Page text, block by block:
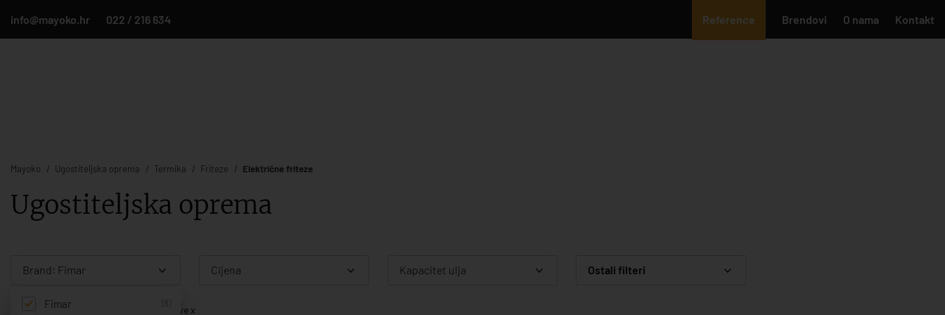
info@mayoko.hr 022 / 216 634 Reference Brendovi O nama Kontakt
Mayoko Ugostiteljska oprema Termika Friteze Električne friteze
Ugostiteljska oprema
Brand: Fimar
Fimar
Cijena Kapacitet ulja Ostali filteri
Filter: Brand: Fimar Ukloni sve x